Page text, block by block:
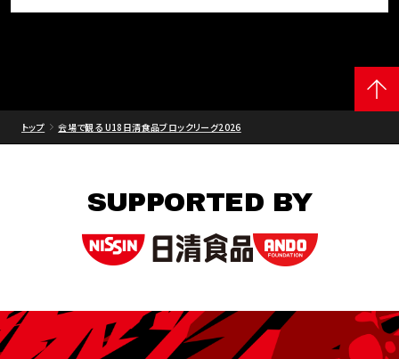
トップ 会場で観る U18日清食品ブロックリーグ2026
SUPPORTED BY